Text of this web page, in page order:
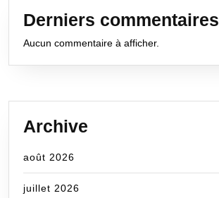
Derniers commentaires
Aucun commentaire à afficher.
Archive
août 2026
juillet 2026